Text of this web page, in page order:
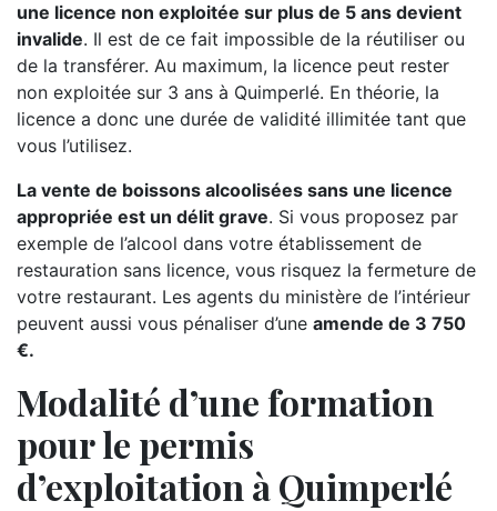
une licence non exploitée sur plus de 5 ans devient
invalide. Il est de ce fait impossible de la réutiliser ou
de la transférer. Au maximum, la licence peut rester
non exploitée sur 3 ans à Quimperlé. En théorie, la
licence a donc une durée de validité illimitée tant que
vous l’utilisez.
La vente de boissons alcoolisées sans une licence
appropriée est un délit grave. Si vous proposez par
exemple de l’alcool dans votre établissement de
restauration sans licence, vous risquez la fermeture de
votre restaurant. Les agents du ministère de l’intérieur
peuvent aussi vous pénaliser d’une amende de 3 750
€.
Modalité d’une formation
pour le permis
d’exploitation à Quimperlé